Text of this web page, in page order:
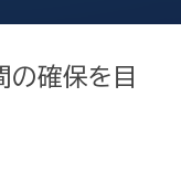
の確保を目